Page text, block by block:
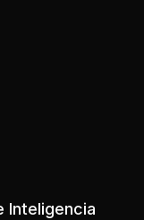
Inteligencia